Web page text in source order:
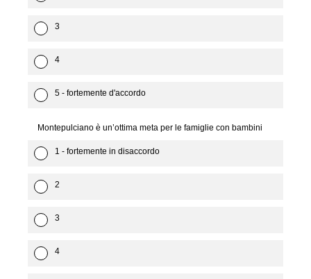
3
4
5 - fortemente d'accordo
Montepulciano è un’ottima meta per le famiglie con bambini
1 - fortemente in disaccordo
2
3
4